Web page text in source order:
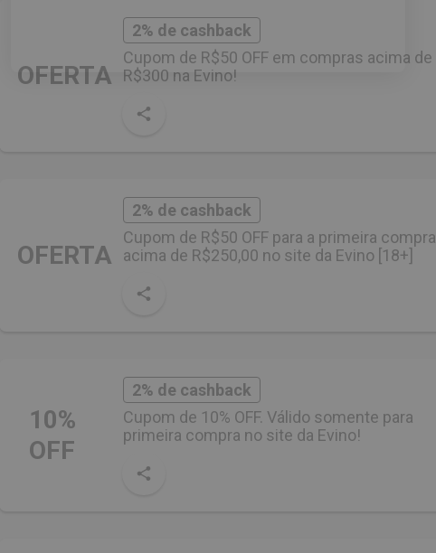
OFERTA
2% de cashback
Cupom de R$50 OFF em compras acima de
R$300 na Evino!
OFERTA
2% de cashback
Cupom de R$50 OFF para a primeira compra
acima de R$250,00 no site da Evino [18+]
10%
OFF
2% de cashback
Cupom de 10% OFF. Válido somente para
primeira compra no site da Evino!